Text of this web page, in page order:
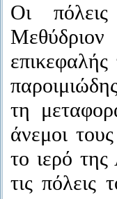
Οι
τη
άνεμοι
το ιερό
τις πόλεις